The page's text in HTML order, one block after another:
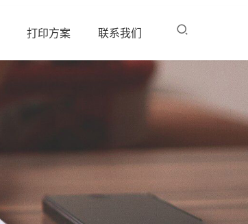
打印方案 联系我们